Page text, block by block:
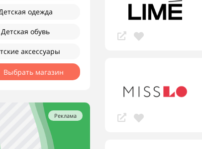
одежда
Детская обувь
аксессуары
Выбрать магазин
Реклама